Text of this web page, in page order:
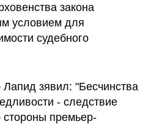
закона
условием для
судебного
зявил: "Бесчинства
- следствие
стороны премьер-